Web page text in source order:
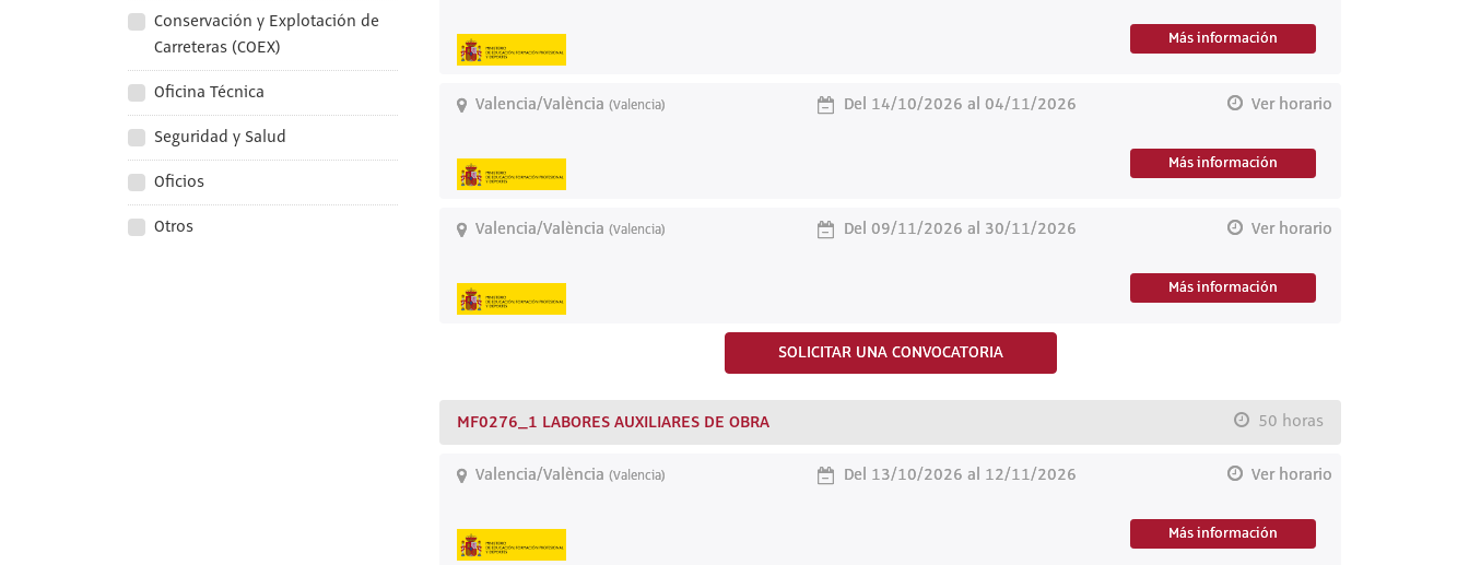
Conservación y Explotación de
Carreteras (COEX)
Oficina Técnica
Seguridad y Salud
Oficios
Otros
Más información
Valencia/València (Valencia) Del 14/10/2026 al 04/11/2026 Ver horario
Más información
Valencia/València (Valencia) Del 09/11/2026 al 30/11/2026 Ver horario
Más información
SOLICITAR UNA CONVOCATORIA
50 horas
MF0276_1 LABORES AUXILIARES DE OBRA
Valencia/València (Valencia) Del 13/10/2026 al 12/11/2026 Ver horario
Más información